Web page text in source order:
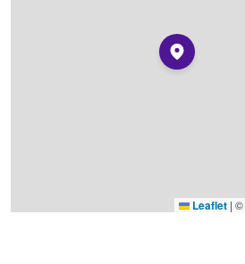
Leaflet | ©